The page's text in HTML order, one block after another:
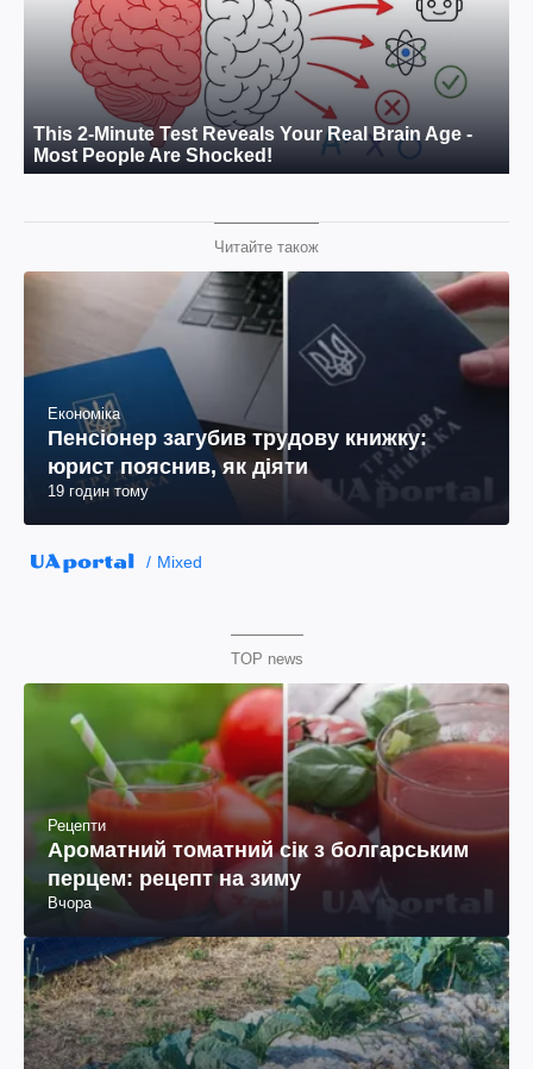
Читайте також
Економіка
Пенсіонер загубив трудову книжку:
юрист пояснив, як діяти
19 годин тому
Mixed
TOP news
Рецепти
Ароматний томатний сік з болгарським
перцем: рецепт на зиму
Вчора